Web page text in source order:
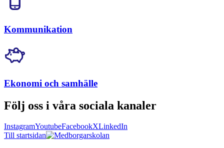
Kommunikation
Ekonomi och samhälle
Följ oss i våra sociala kanaler
InstagramYoutubeFacebookXLinkedIn
Till startsidan